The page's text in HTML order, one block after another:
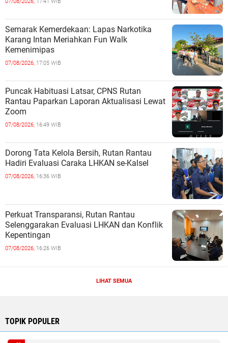
07/08/2026, 17:41 WIB
Semarak Kemerdekaan: Lapas Narkotika
Karang Intan Meriahkan Fun Walk
Kemenimipas
07/08/2026, 17:05 WIB
Puncak Habituasi Latsar, CPNS Rutan
Rantau Paparkan Laporan Aktualisasi Lewat
Zoom
07/08/2026, 16:49 WIB
Dorong Tata Kelola Bersih, Rutan Rantau
Hadiri Evaluasi Caraka LHKAN se-Kalsel
07/08/2026, 16:36 WIB
Perkuat Transparansi, Rutan Rantau
Selenggarakan Evaluasi LHKAN dan Konflik
Kepentingan
07/08/2026, 16:26 WIB
LIHAT SEMUA
TOPIK POPULER